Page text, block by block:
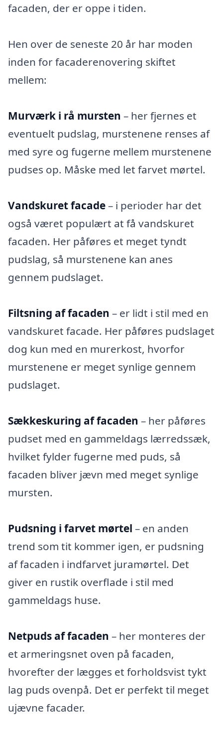
facaden, der er oppe i tiden.
Hen over de seneste 20 år har moden
inden for facaderenovering skiftet
mellem:
Murværk i rå mursten – her fjernes et
eventuelt pudslag, murstenene renses af
med syre og fugerne mellem murstenene
pudses op. Måske med let farvet mørtel.
Vandskuret facade– i perioder har det
også været populært at få vandskuret
facaden. Her påføres et meget tyndt
pudslag, så murstenene kan anes
gennem pudslaget.
Filtsning af facaden – er lidt i stil med en
vandskuret facade. Her påføres pudslaget
dog kun med en murerkost, hvorfor
murstenene er meget synlige gennem
pudslaget.
Sækkeskuring af facaden – her påføres
pudset med en gammeldags lærredssæk,
hvilket fylder fugerne med puds, så
facaden bliver jævn med meget synlige
mursten.
Pudsning i farvet mørtel – en anden
trend som tit kommer igen, er pudsning
af facaden i indfarvet juramørtel. Det
giver en rustik overflade i stil med
gammeldags huse.
Netpuds af facaden – her monteres der
et armeringsnet oven på facaden,
hvorefter der lægges et forholdsvist tykt
lag puds ovenpå. Det er perfekt til meget
ujævne facader.